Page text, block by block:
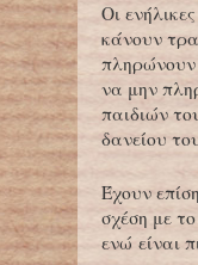
Οι
κάνουν
πληρώνουν
να μην
παιδιών
δανείου
Έχουν
σχέση με
ενώ είναι